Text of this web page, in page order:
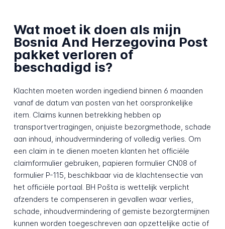
Wat moet ik doen als mijn
Bosnia And Herzegovina Post
pakket verloren of
beschadigd is?
Klachten moeten worden ingediend binnen 6 maanden
vanaf de datum van posten van het oorspronkelijke
item. Claims kunnen betrekking hebben op
transportvertragingen, onjuiste bezorgmethode, schade
aan inhoud, inhoudvermindering of volledig verlies. Om
een claim in te dienen moeten klanten het officiële
claimformulier gebruiken, papieren formulier CN08 of
formulier P-115, beschikbaar via de klachtensectie van
het officiële portaal. BH Pošta is wettelijk verplicht
afzenders te compenseren in gevallen waar verlies,
schade, inhoudvermindering of gemiste bezorgtermijnen
kunnen worden toegeschreven aan opzettelijke actie of